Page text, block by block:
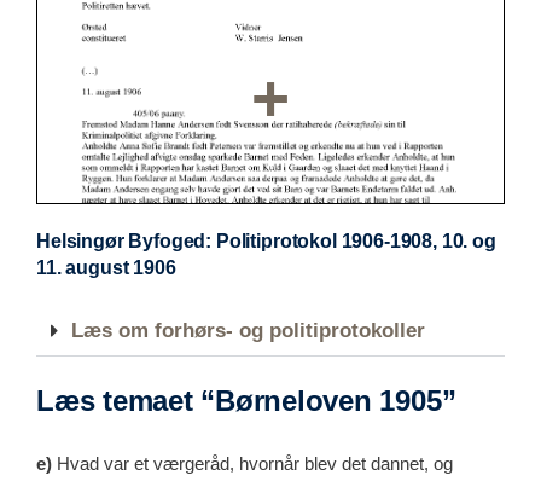
Helsingør Byfoged: Politiprotokol 1906-1908, 10. og
11. august 1906
Læs om forhørs- og politiprotokoller
Læs temaet “Børneloven 1905”
e) Hvad var et værgeråd, hvornår blev det dannet, og